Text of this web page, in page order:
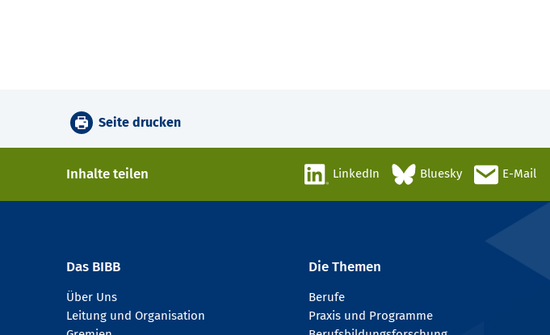
Seite drucken
Inhalte teilen LinkedIn Bluesky E-Mail
Das BIBB
Über Uns
Leitung und Organisation
Die Themen
Berufe
Praxis und Programme